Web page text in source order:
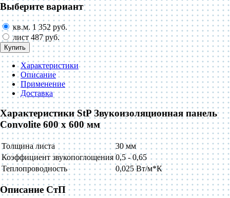
Выберите вариант
кв.м. 1 352 руб.
лист487 руб.
Купить
Характеристики
Описание
Применение
Доставка
Характеристики StP Звукоизоляционная панель
Convolite 600 x 600 мм
Толщина листа
30 мм
Коэффициент звукопоглощения 0,5 - 0,65
Теплопроводность
0,025 Вт/м*К
Описание СтП